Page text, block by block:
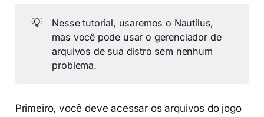
💡
Nesse tutorial, usaremos o Nautilus,
mas você pode usar o gerenciador de
arquivos de sua distro sem nenhum
problema.
Primeiro, você deve acessar os arquivos do jogo